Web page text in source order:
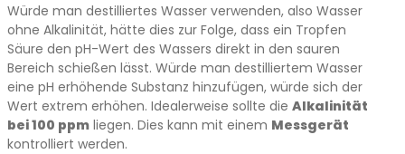
Würde man destilliertes Wasser verwenden, also Wasser
ohne Alkalinität, hätte dies zur Folge, dass ein Tropfen
Säure den pH-Wert des Wassers direkt in den sauren
Bereich schießen lässt. Würde man destilliertem Wasser
eine pH erhöhende Substanz hinzufügen, würde sich der
Wert extrem erhöhen. Idealerweise sollte die Alkalinität
bei 100 ppmliegen. Dies kann mit einem Messgerät
kontrolliert werden.